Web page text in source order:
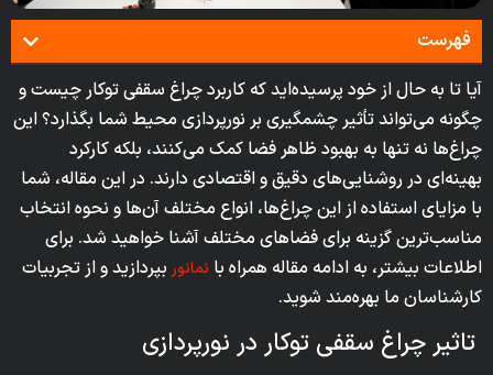
فهرست
آیا تا به حال از خود پرسیده‌اید که کاربرد چراغ سقفی توکار چیست و
چگونه می‌تواند تأثیر چشمگیری بر نورپردازی محیط شما بگذارد؟ این
چراغ‌ها نه تنها به بهبود ظاهر فضا کمک می‌کنند، بلکه کارکرد
بهینه‌ای در روشنایی‌های دقیق و اقتصادی دارند. در این مقاله، شما
با مزایای استفاده از این چراغ‌ها، انواع مختلف آن‌ها و نحوه انتخاب
مناسب‌ترین گزینه برای فضاهای مختلف آشنا خواهید شد. برای
اطلاعات بیشتر، به ادامه مقاله همراه با نمانوربپردازید و از تجربیات
کارشناسان ما بهره‌مند شوید.
تاثیر چراغ سقفی توکار در نورپردازی